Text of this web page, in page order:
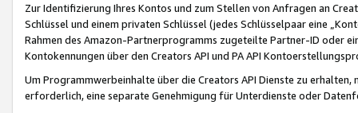
Zur Identifizierung Ihres Kontos und zum Stellen von Anfragen an
Schlüssel und einem privaten Schlüssel (jedes Schlüsselpaar eine
Rahmen des Amazon-Partnerprogramms zugeteilte Partner-ID oder
Kontokennungen über den Creators API und PA API
Um Programmwerbeinhalte über die Creators API Dienste zu
erforderlich, eine separate Genehmigung für Unterdienste oder